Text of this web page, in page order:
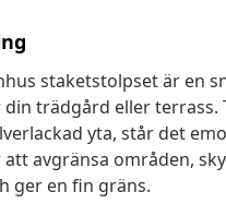
staketstolpset är en
trädgård eller terrass.
yta, står det
avgränsa områden,
ger en fin gräns.